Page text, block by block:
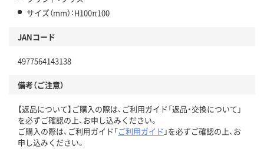
サイズ（mm）：H100π100
JANコード
4977564143138
備考（ご注意）
【返品について】ご購入の際は、ご利用ガイド「返品・交換について」
を必ずご確認の上、お申し込みください。
ご購入の際は、ご利用ガイド「ご利用ガイド 」を必ずご確認の上、お
申し込みください。